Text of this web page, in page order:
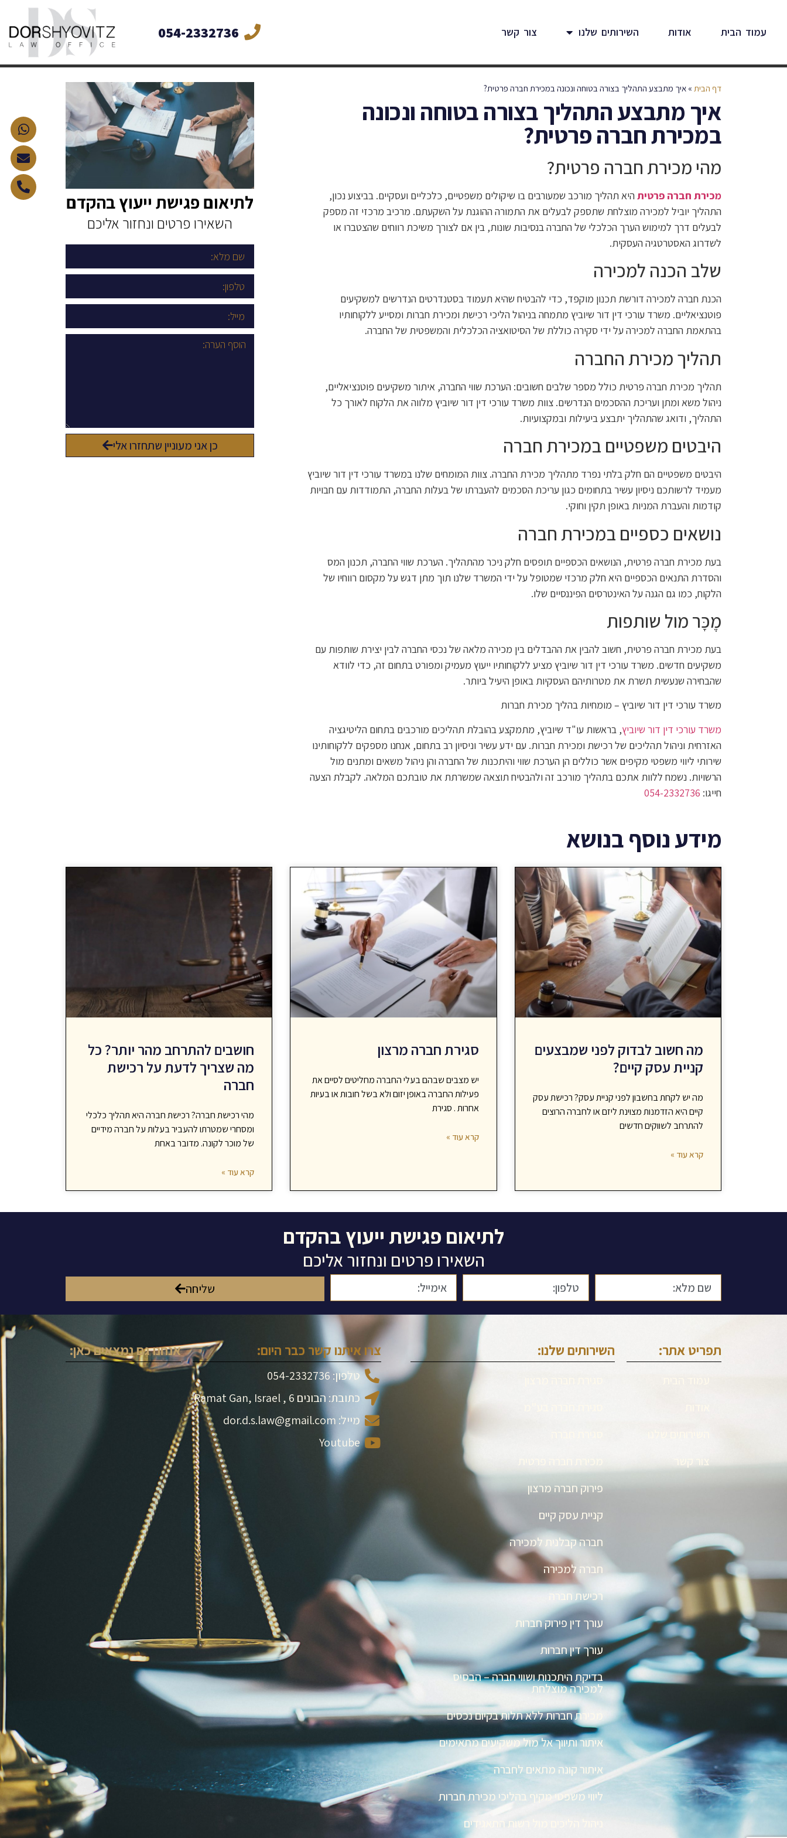
עמוד הבית אודות השירותים שלנו צור קשר 054-2332736
דף הבית » איך מתבצע התהליך בצורה בטוחה ונכונה במכירת חברה פרטית?
איך מתבצע התהליך בצורה בטוחה ונכונה
במכירת חברה פרטית?
מהי מכירת חברה פרטית?
מכירת חברה פרטית היא תהליך מורכב שמעורבים בו שיקולים משפטיים, כלכליים ועסקיים. בביצוע נכון,
התהליך יוביל למכירה מוצלחת שתספק לבעלים את התמורה ההוגנת על השקעתם. מרכיב מרכזי זה מספק
לבעלים דרך למימוש הערך הכלכלי של החברה בנסיבות שונות, בין אם לצורך משיכת רווחים שהצטברו או
לשדרוג האסטרטגיה העסקית.
שלב הכנה למכירה
הכנת חברה למכירה דורשת תכנון מוקפד, כדי להבטיח שהיא תעמוד בסטנדרטים הנדרשים למשקיעים
פוטנציאליים. משרד עורכי דין דור שיוביץ מתמחה בניהול הליכי רכישת ומכירת חברות ומסייע ללקוחותיו
בהתאמת החברה למכירה על ידי סקירה כוללת של הסיטואציה הכלכלית והמשפטית של החברה.
תהליך מכירת החברה
תהליך מכירת חברה פרטית כולל מספר שלבים חשובים: הערכת שווי החברה, איתור משקיעים פוטנציאליים,
ניהול משא ומתן ועריכת ההסכמים הנדרשים. צוות משרד עורכי דין דור שיוביץ מלווה את הלקוח לאורך כל
התהליך, ודואג שהתהליך יתבצע ביעילות ובמקצועיות.
היבטים משפטיים במכירת חברה
היבטים משפטיים הם חלק בלתי נפרד מתהליך מכירת החברה. צוות המומחים שלנו במשרד עורכי דין דור שיוביץ
מעמיד לרשותכם ניסיון עשיר בתחומים כגון עריכת הסכמים להעברתו של בעלות החברה, התמודדות עם חבויות
קודמות והעברת המניות באופן תקין וחוקי.
נושאים כספיים במכירת חברה
בעת מכירת חברה פרטית, הנושאים הכספיים תופסים חלק ניכר מהתהליך. הערכת שווי החברה, תכנון המס
והסדרת התנאים הכספיים היא חלק מרכזי שמטופל על ידי המשרד שלנו תוך מתן דגש על מקסום רווחיו של
הלקוח, כמו גם הגנה על האינטרסים הפיננסיים שלו.
מֶכָּר מול שותפות
בעת מכירת חברה פרטית, חשוב להבין את ההבדלים בין מכירה מלאה של נכסי החברה לבין יצירת שותפות עם
משקיעים חדשים. משרד עורכי דין דור שיוביץ מציע ללקוחותיו ייעוץ מעמיק ומפורט בתחום זה, כדי לוודא
שהבחירה שנעשית תשרת את מטרותיהם העסקיות באופן היעיל ביותר.
משרד עורכי דין דור שיוביץ – מומחיות בהליך מכירת חברות
משרד עורכי דין דור שיוביץ, בראשות עו"ד שיוביץ, מתמקצע בהובלת תהליכים מורכבים בתחום הליטיגציה
האזרחית וניהול תהליכים של רכישת ומכירת חברות. עם ידע עשיר וניסיון רב בתחום, אנחנו מספקים ללקוחותינו
שירותי ליווי משפטי מקיפים אשר כוללים הן הערכת שווי והיתכנות של החברה והן ניהול משאים ומתנים מול
הרשויות. נשמח ללוות אתכם בתהליך מורכב זה ולהבטיח תוצאה שמשרתת את טובתכם המלאה. לקבלת הצעה
חייגו: 054-2332736
לתיאום פגישת ייעוץ בהקדם
השאירו פרטים ונחזור אליכם
כן אני מעוניין שתחזרו אלי
מידע נוסף בנושא
מה חשוב לבדוק לפני שמבצעים
קניית עסק קיים?
מה יש לקחת בחשבון לפני קניית עסק? רכישת עסק
קיים היא הזדמנות מצוינת ליזם או לחברה הרוצים
להתרחב לשווקים חדשים
קרא עוד »
סגירת חברה מרצון
יש מצבים שבהם בעלי החברה מחליטים לסיים את
פעילות החברה באופן יזום ולא בשל חובות או בעיות
אחרות . סגירת
קרא עוד »
חושבים להתרחב מהר יותר? כל
מה שצריך לדעת על רכישת
חברה
מהי רכישת חברה? רכישת חברה היא תהליך כלכלי
ומסחרי שמטרתו להעביר בעלות על חברה מידיים
של מוכר לקונה. מדובר באחת
קרא עוד »
לתיאום פגישת ייעוץ בהקדם
השאירו פרטים ונחזור אליכם
שליחה
תפריט אתר:
צור קשר
השירותים שלנו:
פירוק חברה מרצון
קניית עסק קיים
חברה קבלנית למכירה
חברה למכירה
רכישת חברה
עורך דין פירוק חברות
עורך דין חברות
בדיקת היתכנות ושווי חברה – הבסיס
למכירה מוצלחת
מכירת חברות ללא תלות בקיום נכסים
איתור ותיווך אל מול משקיעים מתאימים
איתור קונה מתאים לחברה
ליווי משפטי מקיף בהליכי מכירת חברות
ניהול הליכים מול רשות התאגידים
צרו איתנו קשר כבר היום:
טלפון: 054-2332736
כתובת: הבונים 6 , Ramat Gan, Israel
מייל: dor.d.s.law@gmail.com
Youtube
אנחנו גם נמצאים כאן: